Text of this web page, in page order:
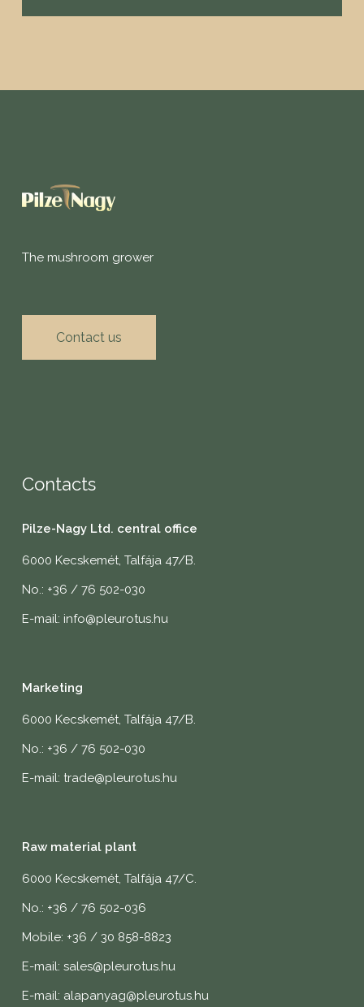
The mushroom grower
Contact us
Contacts
Pilze-Nagy Ltd. central office
6000 Kecskemét, Talfája 47/B.
No.: +36 / 76 502-030
E-mail: info@pleurotus.hu
Marketing
6000 Kecskemét, Talfája 47/B.
No.: +36 / 76 502-030
E-mail: trade@pleurotus.hu
Raw material plant
6000 Kecskemét, Talfája 47/C.
No.: +36 / 76 502-036
Mobile: +36 / 30 858-8823
E-mail: sales@pleurotus.hu
E-mail: alapanyag@pleurotus.hu